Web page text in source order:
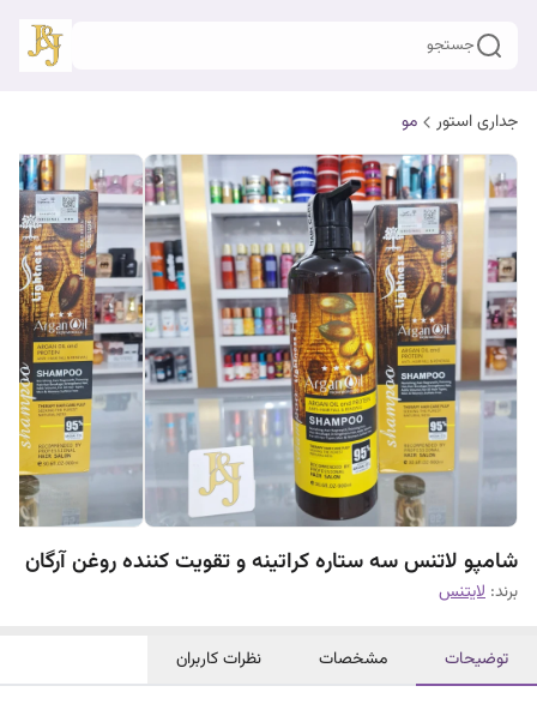
جستجو
جداری استور مو
شامپو لاتنس سه ستاره کراتینه و تقویت کننده روغن آرگان
برند: لایتنس
توضیحات مشخصات نظرات کاربران